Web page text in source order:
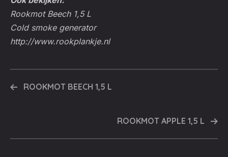
Rookmot Beech 1,5 L
Cold smoke generator
http://www.rookplankje.nl
ROOKMOT BEECH 1,5 L
ROOKMOT APPLE 1,5 L